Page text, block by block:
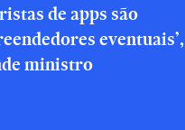
de apps são
eventuais’,
ministro